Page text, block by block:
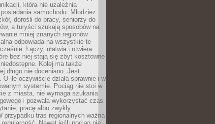
która nie uzależnia
samochodu. Młodzież
dorośli do pracy, seniorzy do
a turyści szukają sposobów na
mniej znanych regionów.
odpowiada na wszystkie te
Łączy, ułatwia i otwiera
bez niej stają się zbyt kosztowne
Kolej ma także
długo nie doceniano. Jest
O ile oczywiście działa sprawnie i w
systemie. Pociąg nie stoi w
z miasta, nie wymaga szukania
i pozwala wykorzystać czas
pracę albo zwykły
przypadku tras regionalnych ważna